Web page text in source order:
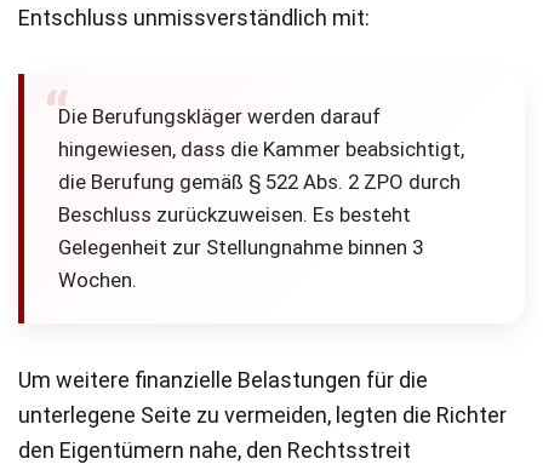
Entschluss unmissverständlich mit:
Die Berufungskläger werden darauf
hingewiesen, dass die Kammer beabsichtigt,
die Berufung gemäß § 522 Abs. 2 ZPO durch
Beschluss zurückzuweisen. Es besteht
Gelegenheit zur Stellungnahme binnen 3
Wochen.
Um weitere finanzielle Belastungen für die
unterlegene Seite zu vermeiden, legten die Richter
den Eigentümern nahe, den Rechtsstreit